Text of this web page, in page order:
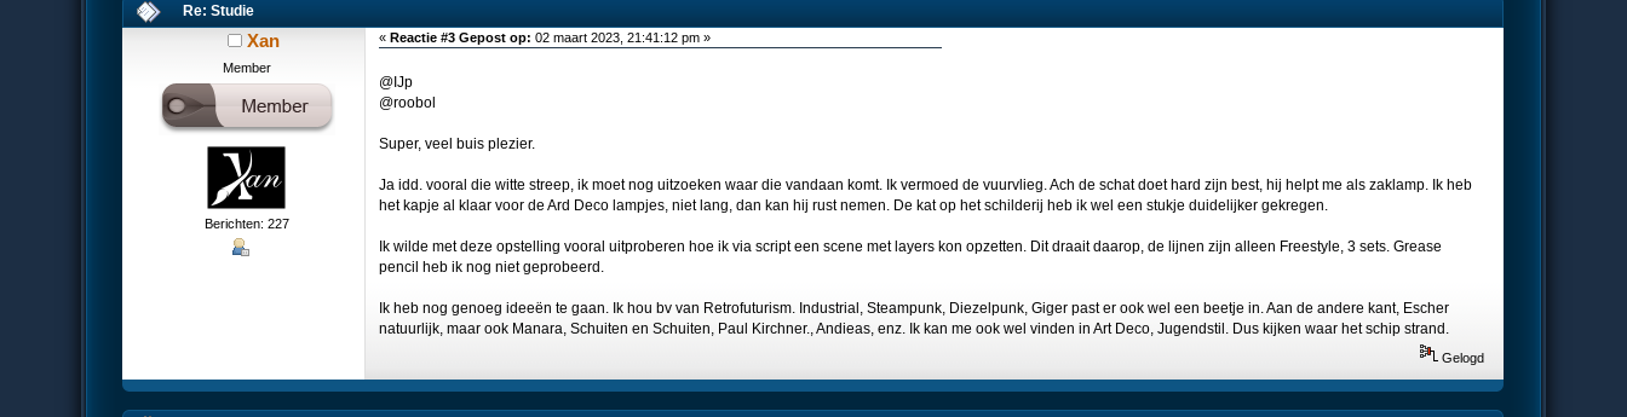
Re: Studie
Xan
Member
Berichten: 227
«Reactie #3 Gepost op: 02 maart 2023, 21:41:12 pm »
@IJp
@roobol
Super, veel buis plezier.
Ja idd. vooral die witte streep, ik moet nog uitzoeken waar die vandaan komt. Ik vermoed de vuurvlieg. Ach de schat doet hard zijn best, hij helpt me als zaklamp. Ik heb
het kapje al klaar voor de Ard Deco lampjes, niet lang, dan kan hij rust nemen. De kat op het schilderij heb ik wel een stukje duidelijker gekregen.
Ik wilde met deze opstelling vooral uitproberen hoe ik via script een scene met layers kon opzetten. Dit draait daarop, de lijnen zijn alleen Freestyle, 3 sets. Grease
pencil heb ik nog niet geprobeerd.
Ik heb nog genoeg ideeën te gaan. Ik hou bv van Retrofuturism. Industrial, Steampunk, Diezelpunk, Giger past er ook wel een beetje in. Aan de andere kant, Escher
natuurlijk, maar ook Manara, Schuiten en Schuiten, Paul Kirchner., Andieas, enz. Ik kan me ook wel vinden in Art Deco, Jugendstil. Dus kijken waar het schip strand.
Gelogd